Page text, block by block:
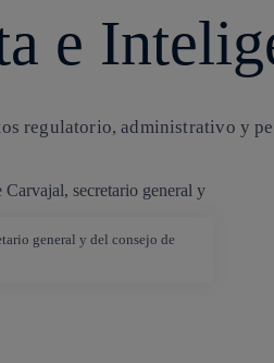
e
regulatorio, administrativo y
general y del consejo de